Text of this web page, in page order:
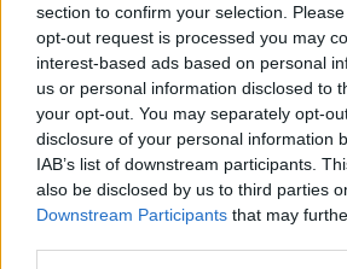
section to confirm your selection.
opt-out request is processed you may
interest-based ads based on personal
us or personal information disclosed to
your opt-out. You may separately opt-
disclosure of your personal information
IAB’s list of downstream participants.
also be disclosed by us to third parties
Downstream Participants that may
Technikai elemzés szempontjából az
szép képet fest, hiszen az emelkedő
korrekciót követően pedig az 50
megpattanva tovább folytatta a
ér a harmadik negyedéves
Egyesült Államokban és Európában.
része közzétette számait és